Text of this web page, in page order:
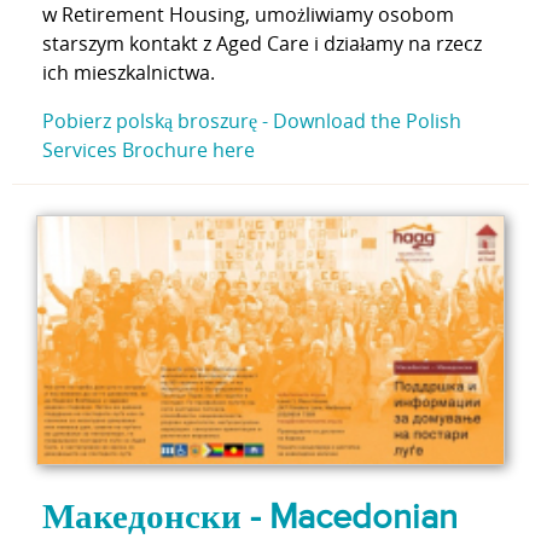
w Retirement Housing, umożliwiamy osobom
starszym kontakt z Aged Care i działamy na rzecz
ich mieszkalnictwa.
Pobierz polską broszurę - Download the Polish
Services Brochure here
Македонски - Macedonian